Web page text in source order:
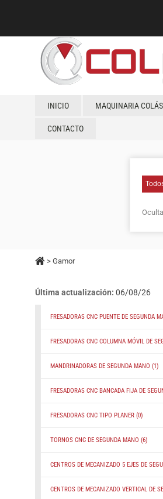
INICIO MAQUINARIA COLÁS
CONTACTO
> Gamor
Última actualización: 06/08/26
FRESADORAS CNC PUENTE DE SEGUNDA
FRESADORAS CNC COLUMNA MÓVIL DE
MANDRINADORAS DE SEGUNDA MANO (1)
FRESADORAS CNC BANCADA FIJA DE
FRESADORAS CNC TIPO PLANER (0)
TORNOS CNC DE SEGUNDA MANO (6)
CENTROS DE MECANIZADO 5 EJES DE
CENTROS DE MECANIZADO VERTICAL DE